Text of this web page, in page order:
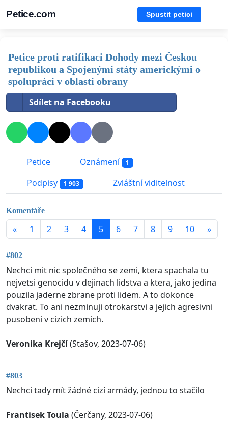
Petice.com Spustit petici
Petice proti ratifikaci Dohody mezi Českou
republikou a Spojenými státy americkými o
spolupráci v oblasti obrany
Sdílet na Facebooku
Petice Oznámení 1
Podpisy 1 903 Zvláštní viditelnost
Komentáře
« 1 2 3 4 5 6 7 8 9 10 »
#802
Nechci mit nic společného se zemi, ktera spachala tu
nejvetsi genocidu v dejinach lidstva a ktera, jako jedina
pouzila jaderne zbrane proti lidem. A to dokonce
dvakrat. To ani nezminuji otrokarstvi a jejich agresivni
pusobeni v cizich zemich.
Veronika Krejčí(Stašov, 2023-07-06)
#803
Nechci tady mít žádné cizí armády, jednou to stačilo
Frantisek Toula (Čerčany, 2023-07-06)